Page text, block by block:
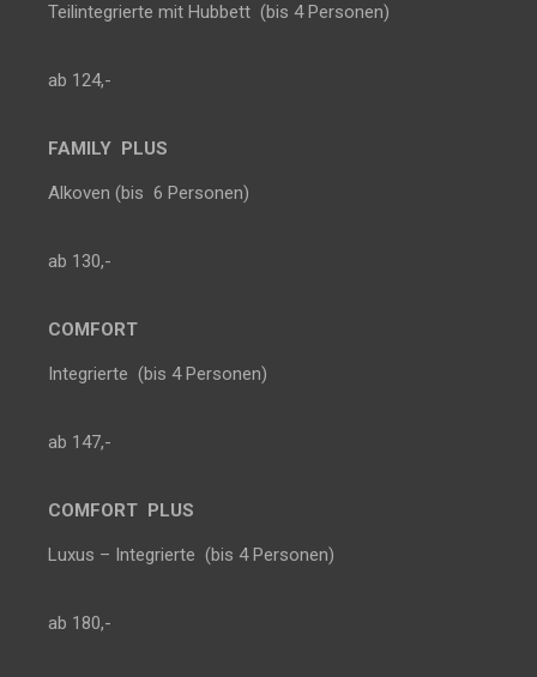
Teilintegrierte mit Hubbett (bis 4 Personen)
ab 124,-
FAMILY PLUS
Alkoven (bis 6 Personen)
ab 130,-
COMFORT
Integrierte (bis 4 Personen)
ab 147,-
COMFORT PLUS
Luxus – Integrierte (bis 4 Personen)
ab 180,-